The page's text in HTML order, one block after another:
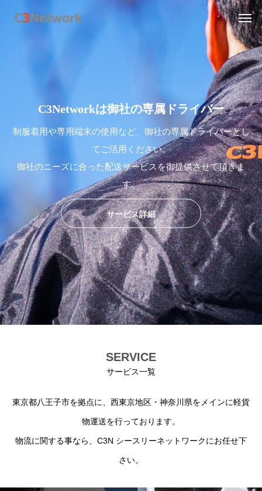
C3Networkは御社の専属 ドライバー
制服着用や専用端末の使用など、御社の専属ドライバーとし
てご活用ください。
御社のニーズに合った配送サービスを御提供させて頂きま
す。
サービス詳細
SERVICE
サービス一覧
東京都八王子市を拠点に、西東京地区・神奈川県をメインに軽貨
物運送を行っております。
物流に関する事なら、C3N シースリーネットワークにお任せ下
さい。